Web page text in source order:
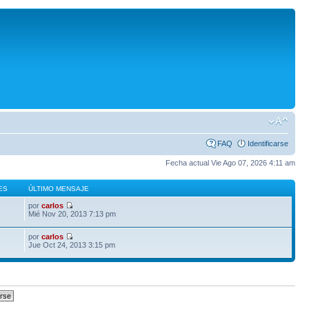
FAQ Identificarse
Fecha actual Vie Ago 07, 2026 4:11 am
ÚLTIMO MENSAJE
porcarlos
Mié Nov 20, 2013 7:13 pm
porcarlos
Jue Oct 24, 2013 3:15 pm